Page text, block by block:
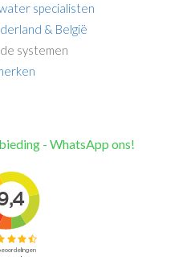
specialisten
& België
systemen
- WhatsApp ons!